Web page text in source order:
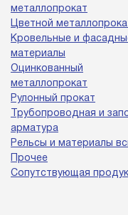
металлопрокат
Цветной
Кровельные и
материалы
Оцинкованный
металлопрокат
Рулонный прокат
Трубопроводная и
арматура
Рельсы и материалы
Прочее
Сопутствующая